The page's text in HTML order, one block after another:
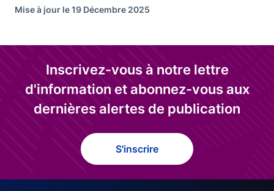
Mise à jour le 19 Décembre 2025
Inscrivez-vous à notre lettre
d'information et abonnez-vous aux
dernières alertes de publication
S'inscrire